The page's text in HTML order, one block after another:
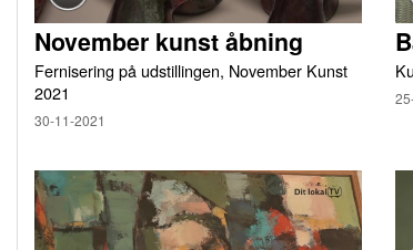
November kunst åbning
Fernisering på udstillingen, November Kunst
2021
30-11-2021